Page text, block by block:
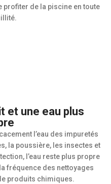
profiter de la piscine en toute
et une eau plus
l’eau des impuretés
la poussière, les insectes et
l’eau reste plus propre
fréquence des nettoyages
produits chimiques.